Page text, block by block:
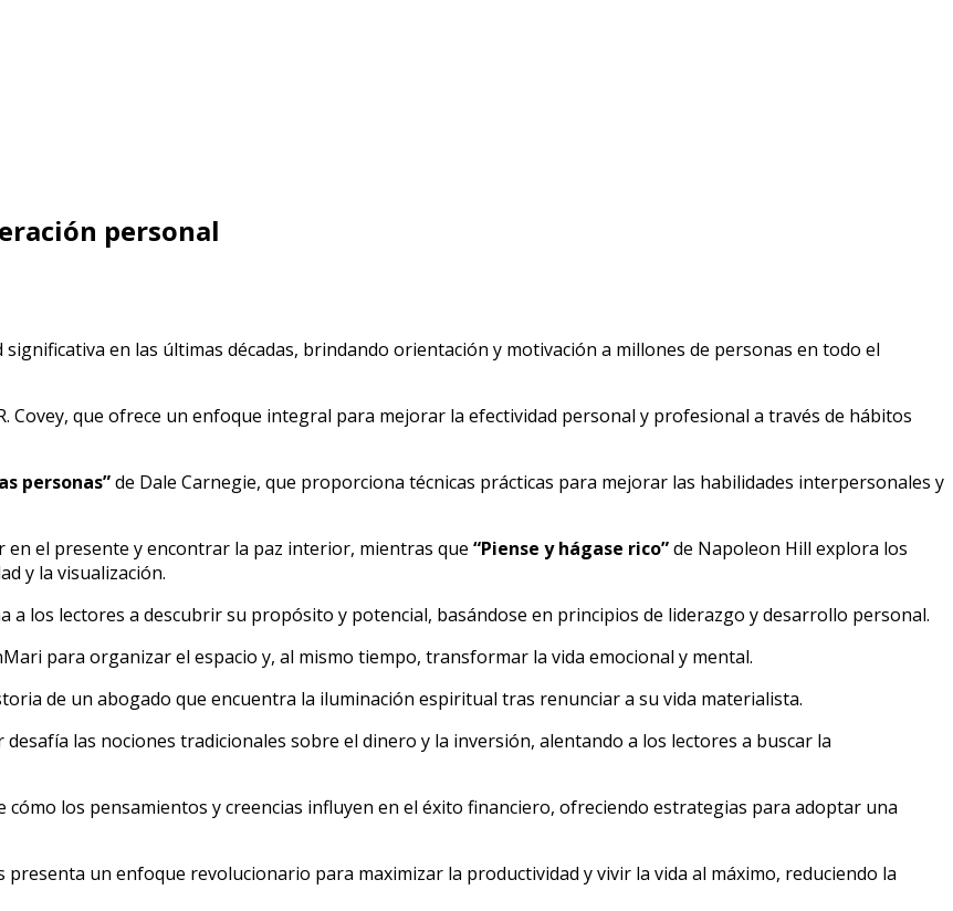
personal
en las últimas décadas, brindando orientación y motivación a millones de personas en todo el
Covey, que ofrece un enfoque integral para mejorar la efectividad personal y profesional a través de hábitos
personas”de Dale Carnegie, que proporciona técnicas prácticas para mejorar las habilidades interpersonales y
en el presente y encontrar la paz interior, mientras que “Piense y hágase rico”de Napoleon Hill explora los
y la visualización.
a los lectores a descubrir su propósito y potencial, basándose en principios de liderazgo y desarrollo personal.
para organizar el espacio y, al mismo tiempo, transformar la vida emocional y mental.
de un abogado que encuentra la iluminación espiritual tras renunciar a su vida materialista.
las nociones tradicionales sobre el dinero y la inversión, alentando a los lectores a buscar la
cómo los pensamientos y creencias influyen en el éxito financiero, ofreciendo estrategias para adoptar una
presenta un enfoque revolucionario para maximizar la productividad y vivir la vida al máximo, reduciendo la